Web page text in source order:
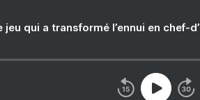
jeu qui a transformé l’ennui en chef-